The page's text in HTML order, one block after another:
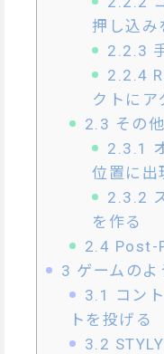
押し込み
2.2.3
2.2.4
クトにア
2.3 その他
2.3.1
位置に出
2.3.2
を作る
2.4 Post-
3 ゲームの
3.1
コン
トを投げる
3.2